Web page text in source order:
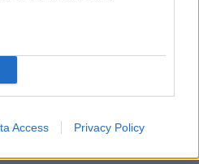
Access Privacy Policy
reagált a Lenovo a
de ez is kevés lehet az
2 üdvösségéhez